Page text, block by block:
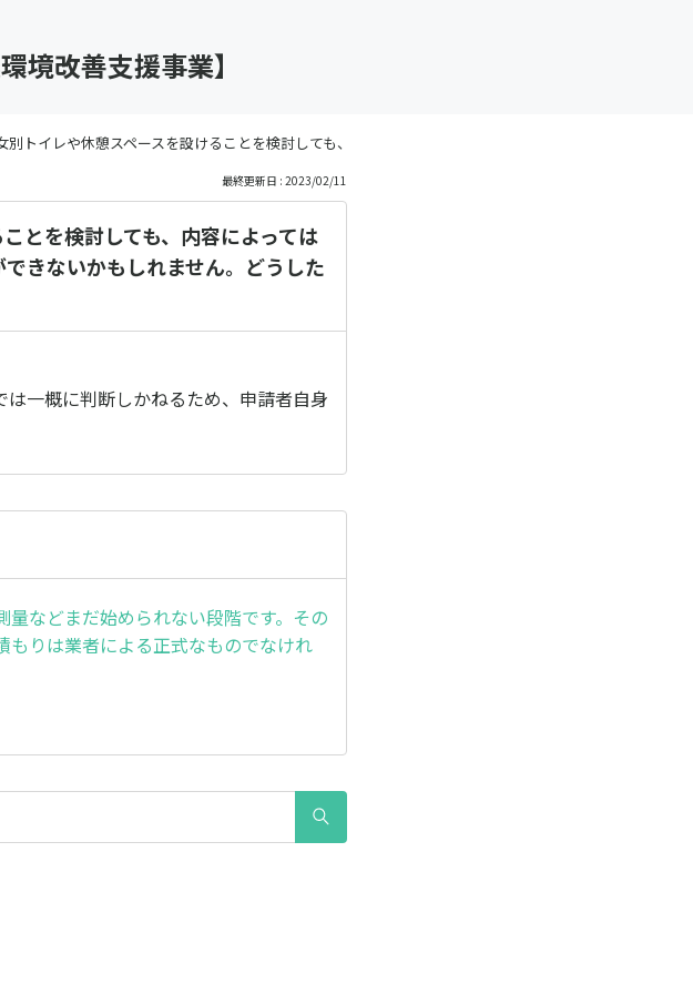
境改善支援事業】
別トイレや休憩スペースを設けることを検討しても、内容によっては農地法等の関係（農地転用の必要
最終更新日 : 2023/02/11
とを検討しても、内容によっては
きないかもしれません。どうした
は一概に判断しかねるため、申請者自身
などまだ始められない段階です。その
もりは業者による正式なものでなけれ